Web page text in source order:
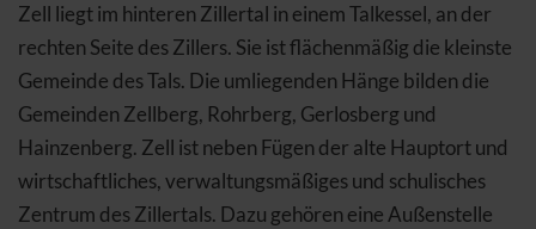
Zell liegt im hinteren Zillertal in einem Talkessel, an der
rechten Seite des Zillers. Sie ist flächenmäßig die kleinste
Gemeinde des Tals. Die umliegenden Hänge bilden die
Gemeinden Zellberg, Rohrberg, Gerlosberg und
Hainzenberg. Zell ist neben Fügen der alte Hauptort und
wirtschaftliches, verwaltungsmäßiges und schulisches
Zentrum des Zillertals. Dazu gehören eine Außenstelle